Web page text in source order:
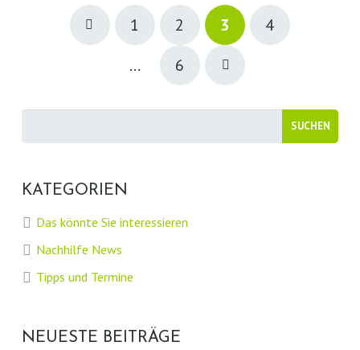
1 2 3
4
…
6
KATEGORIEN
Das könnte Sie interessieren
Nachhilfe News
Tipps und Termine
NEUESTE BEITRÄGE